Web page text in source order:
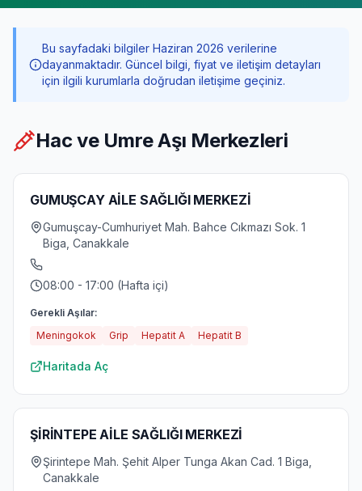
Bu sayfadaki bilgiler Haziran 2026 verilerine
dayanmaktadır. Güncel bilgi, fiyat ve iletişim detayları
için ilgili kurumlarla doğrudan iletişime geçiniz.
Hac ve Umre Aşı Merkezleri
GUMUŞCAY AİLE SAĞLIĞI MERKEZİ
Gumuşcay-Cumhuriyet Mah. Bahce Cıkmazı Sok. 1
Biga, Canakkale
08:00 - 17:00 (Hafta içi)
Gerekli Aşılar:
Meningokok
Grip Hepatit A Hepatit B
Haritada Aç
ŞİRİNTEPE AİLE SAĞLIĞI MERKEZİ
Şirintepe Mah. Şehit Alper Tunga Akan Cad. 1 Biga,
Canakkale